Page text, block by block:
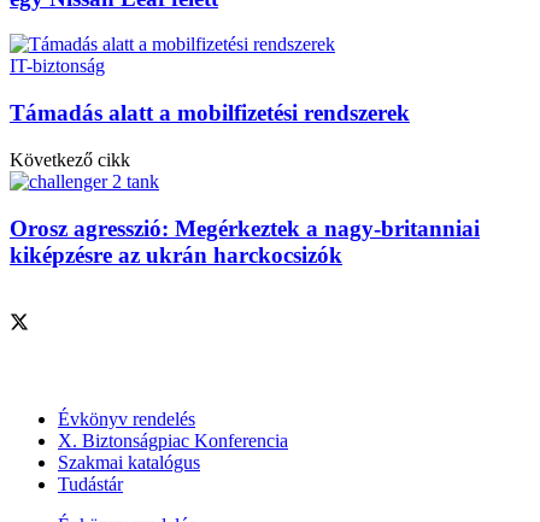
IT-biztonság
Támadás alatt a mobilfizetési rendszerek
Következő cikk
Orosz agresszió: Megérkeztek a nagy-britanniai
kiképzésre az ukrán harckocsizók
Évkönyv rendelés
X. Biztonságpiac Konferencia
Szakmai katalógus
Tudástár